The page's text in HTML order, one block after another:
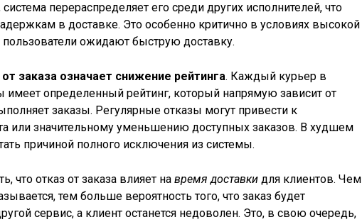
перераспределяет его среди других исполнителей, что
в доставке. Это особенно критично в условиях высокой
пользователи ожидают быструю доставку.
заказа означает снижение рейтинга. Каждый курьер в
имеет определенный рейтинг, который напрямую зависит от
заказы. Регулярные отказы могут привести к
или значительному уменьшению доступных заказов. В худшем
причиной полного исключения из системы.
что отказ от заказа влияет на время доставки для клиентов. Чем
тем больше вероятность того, что заказ будет
сервис, а клиент останется недоволен. Это, в свою очередь,